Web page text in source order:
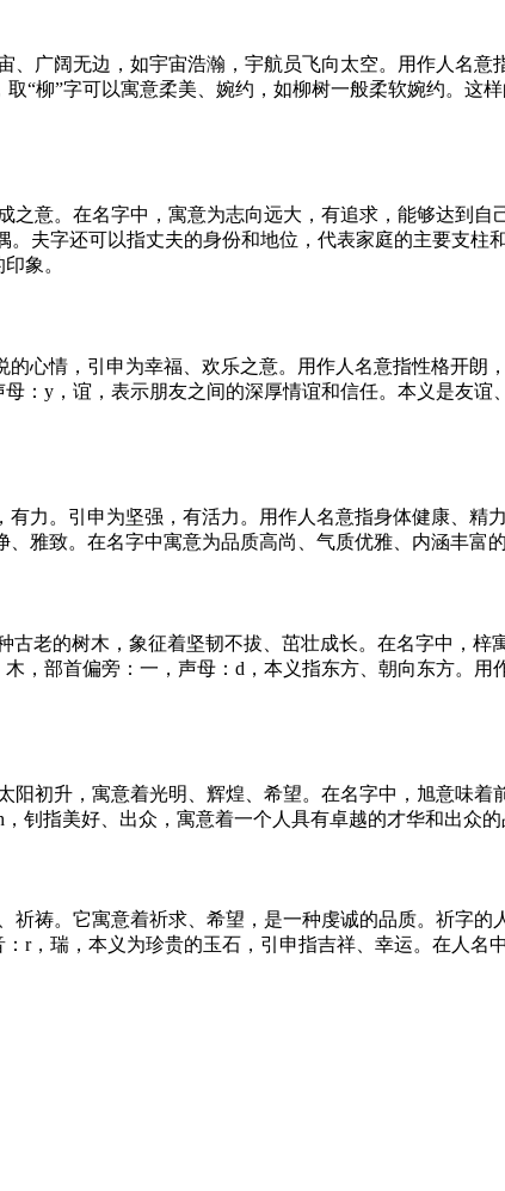
、广阔无边，如宇宙浩瀚，宇航员飞向太空。用作人名
“柳”字可以寓意柔美、婉约，如柳树一般柔软婉约。这
之意。在名字中，寓意为志向远大，有追求，能够达到
夫字还可以指丈夫的身份和地位，代表家庭的主要支柱
象。
心情，引申为幸福、欢乐之意。用作人名意指性格开
：y，谊，表示朋友之间的深厚情谊和信任。本义是友
力。引申为坚强，有活力。用作人名意指身体健康、
雅致。在名字中寓意为品质高尚、气质优雅、内涵丰富的
老的树木，象征着坚韧不拔、茁壮成长。在名字中，梓
，部首偏旁：一，声母：d，本义指东方、朝向东方。
阳初升，寓意着光明、辉煌、希望。在名字中，旭意味
钊指美好、出众，寓意着一个人具有卓越的才华和出众的
祈祷。它寓意着祈求、希望，是一种虔诚的品质。祈字
r，瑞，本义为珍贵的玉石，引申指吉祥、幸运。在人